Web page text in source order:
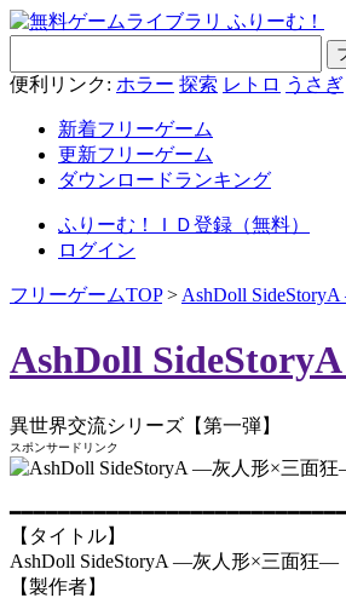
便利リンク: ホラー 探索 レトロ うさぎ
新着フリーゲーム
更新フリーゲーム
ダウンロードランキング
ふりーむ！ＩＤ登録（無料）
ログイン
フリーゲームTOP> AshDoll
AshDoll
異世界交流シリーズ【第一弾】
スポンサードリンク
【タイトル】
AshDoll SideStoryA ―灰人形×三面狂―
【製作者】